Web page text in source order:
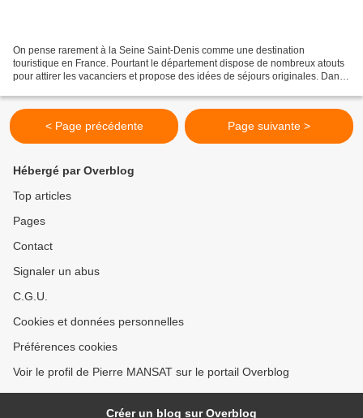
On pense rarement à la Seine Saint-Denis comme une destination
touristique en France. Pourtant le département dispose de nombreux atouts
pour attirer les vacanciers et propose des idées de séjours originales. Daniel
< Page précédente Page suivante >
Hébergé par Overblog
Top articles
Pages
Contact
Signaler un abus
C.G.U.
Cookies et données personnelles
Préférences cookies
Voir le profil de Pierre MANSAT sur le portail Overblog
Créer un blog sur Overblog